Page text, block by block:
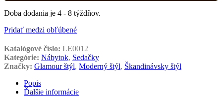
Doba dodania je 4 - 8 týždňov.
Pridať medzi obľúbené
Katalógové číslo: LE0012
Kategórie: Nábytok, Sedačky
Značky: Glamour štýl, Moderný štýl, Škandinávsky štýl
Popis
Ďalšie informácie